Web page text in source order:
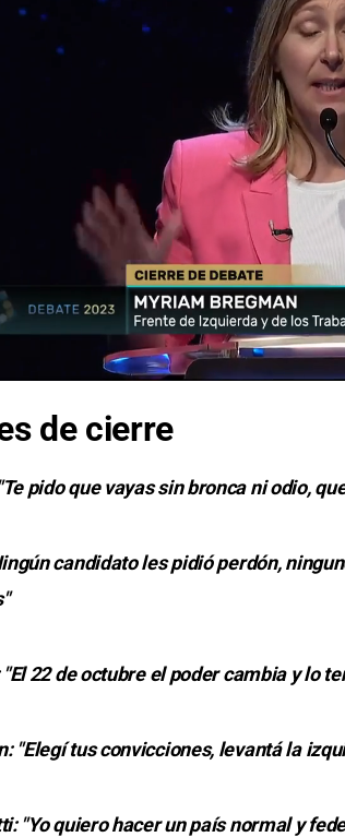
de cierre
pido que vayas sin bronca ni odio,
candidato les pidió perdón,
22 de octubre el poder cambia y lo
"Elegí tus convicciones, levantá la
"Yo quiero hacer un país normal y